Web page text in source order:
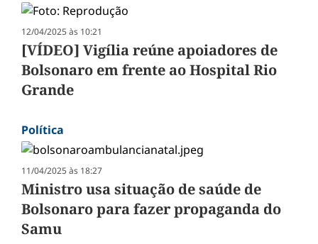
12/04/2025 às 10:21
[VÍDEO] Vigília reúne apoiadores de
Bolsonaro em frente ao Hospital Rio
Grande
Política
11/04/2025 às 18:27
Ministro usa situação de saúde de
Bolsonaro para fazer propaganda do
Samu